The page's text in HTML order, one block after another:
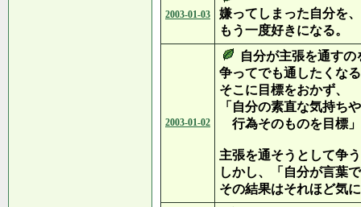
2003-01-03
嫌ってしまった自分を、
もう一度好きになる。
2003-01-02
自分が主張を通す
争ってでも通したくな
そこに目標をおかず、
「自分の素直な気持ち
行為そのものを目標
主張を通そうとして争
しかし、「自分が言葉
その結果はそれほど気